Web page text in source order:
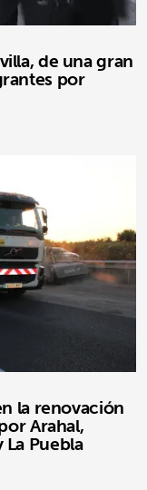
de una gran
por
la renovación
Arahal,
Puebla